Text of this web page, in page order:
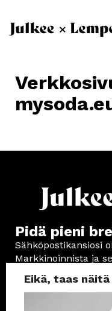
Pidä pieni
Sähköpostikansiosi
Markkinoinnista ja
Kaipaan breikkiä
Eikä, taas